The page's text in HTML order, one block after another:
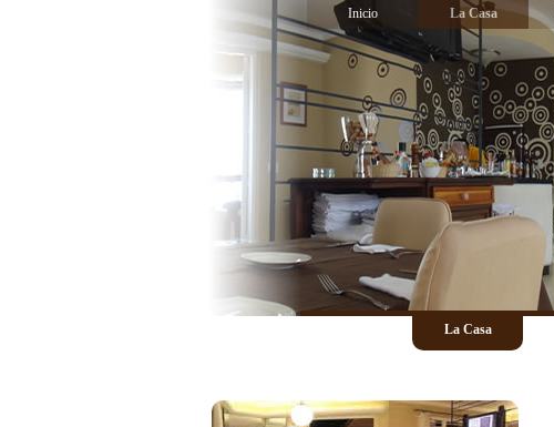
Inicio La Casa
La Casa